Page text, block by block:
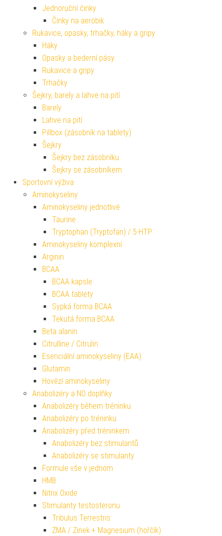
Jednoruční činky
Činky na aerobik
Rukavice, opasky, trhačky, háky a gripy
Háky
Opasky a bederní pásy
Rukavice a gripy
Trhačky
Šejkry, barely a lahve na pití
Barely
Lahve na pití
Pillbox (zásobník na tablety)
Šejkry
Šejkry bez zásobníku
Šejkry se zásobníkem
Sportovní výživa
Aminokyseliny
Aminokyseliny jednotlivé
Taurine
Tryptophan (Tryptofan) / 5-HTP
Aminokyseliny komplexní
Arginin
BCAA
BCAA kapsle
BCAA tablety
Sypká forma BCAA
Tekutá forma BCAA
Beta alanin
Citrulline / Citrulin
Esenciální aminokyseliny (EAA)
Glutamin
Hovězí aminokyseliny
Anabolizéry a NO doplňky
Anabolizéry během tréninku
Anabolizéry po tréninku
Anabolizéry před tréninkem
Anabolizéry bez stimulantů
Anabolizéry se stimulanty
Formule vše v jednom
HMB
Nitrix Oxide
Stimulanty testosteronu
Tribulus Terrestris
ZMA / Zinek + Magnesium (hořčík)